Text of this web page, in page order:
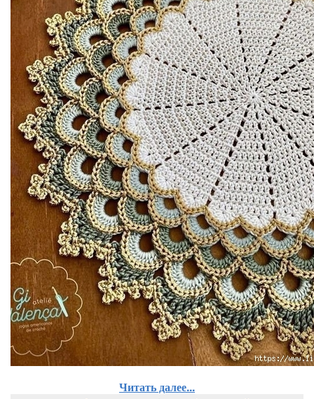
Читать далее...